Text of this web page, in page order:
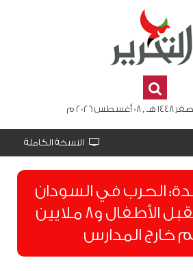
النسخة الكاملة
الحرب في السودان
سلبت مستقبل الأطفال و8 ملايين
خارج المدارس